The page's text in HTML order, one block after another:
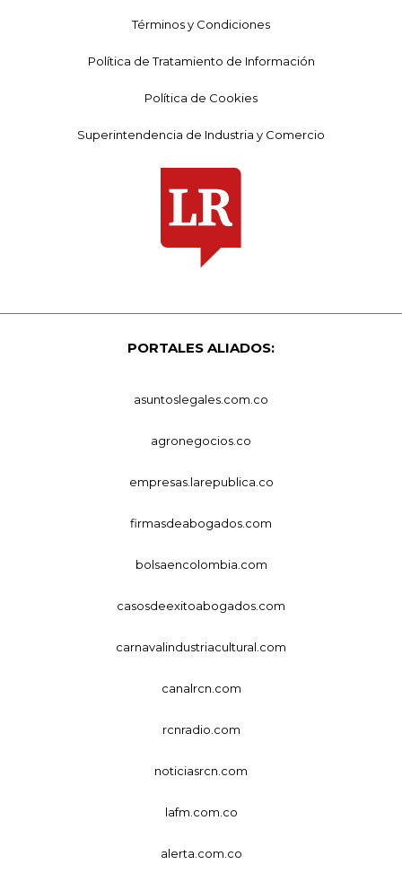
Términos y Condiciones
Política de Tratamiento de Información
Política de Cookies
Superintendencia de Industria y Comercio
PORTALES ALIADOS:
asuntoslegales.com.co
agronegocios.co
empresas.larepublica.co
firmasdeabogados.com
bolsaencolombia.com
casosdeexitoabogados.com
carnavalindustriacultural.com
canalrcn.com
rcnradio.com
noticiasrcn.com
lafm.com.co
alerta.com.co